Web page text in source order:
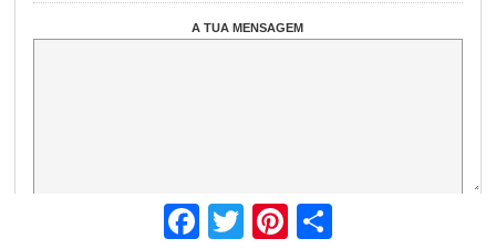
A TUA MENSAGEM
IDENTIFICAÇÃO
Facebook Twitter Pinterest